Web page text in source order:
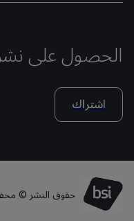
الحصول على
اشتراك
حقوق النشر ©